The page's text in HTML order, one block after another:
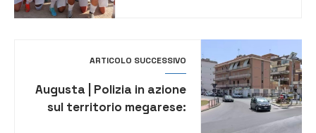
ARTICOLO SUCCESSIVO
Augusta | Polizia in azione
sul territorio megarese: